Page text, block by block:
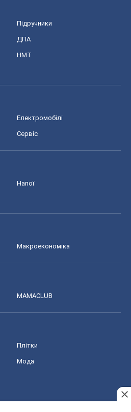
Підручники
ДПА
НМТ
Електромобілі
Сервіс
Напої
Макроекономіка
MAMACLUB
Плітки
Мода